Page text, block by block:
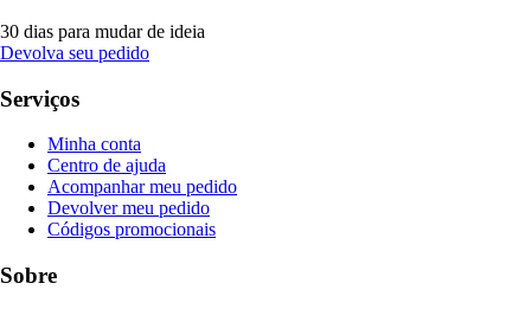
30 dias para mudar de ideia
Devolva seu pedido
Serviços
Minha conta
Centro de ajuda
Acompanhar meu pedido
Devolver meu pedido
Códigos promocionais
Sobre